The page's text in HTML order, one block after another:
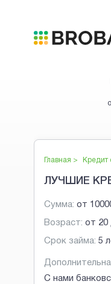
Главная > Кредит
ЛУЧШИЕ
Сумма: от
Возраст: от 20
Срок займа: 5
С нами